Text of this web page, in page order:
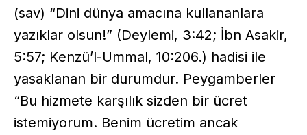
(sav) “Dini dünya amacına kullananlara
yazıklar olsun!” (Deylemi, 3:42; İbn Asakir,
5:57; Kenzü’l-Ummal, 10:206.) hadisi ile
yasaklanan bir durumdur. Peygamberler
“Bu hizmete karşılık sizden bir ücret
istemiyorum. Benim ücretim ancak